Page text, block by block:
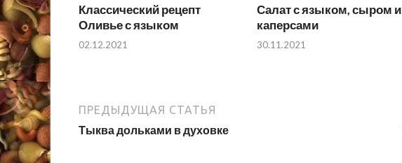
Классический рецепт
Оливье с языком
02.12.2021
Салат с языком, сыром и
каперсами
30.11.2021
ПРЕДЫДУЩАЯ СТАТЬЯ
Тыква дольками в духовке